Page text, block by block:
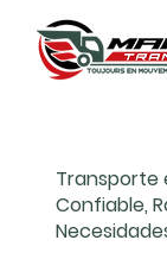
Transporte
Confiable,